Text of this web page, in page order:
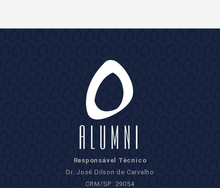
Responsável Técnico
Dr. José Dilson de Carvalho
CRM/SP: 29054